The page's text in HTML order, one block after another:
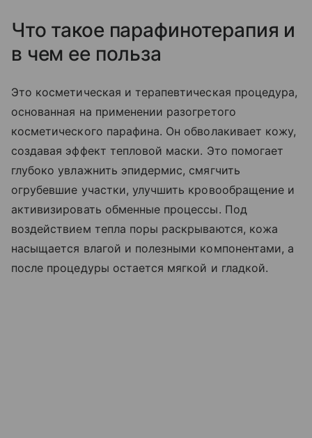
Что такое парафинотерапия и
в чем ее польза
Это косметическая и терапевтическая процедура,
основанная на применении разогретого
косметического парафина. Он обволакивает кожу,
создавая эффект тепловой маски. Это помогает
глубоко увлажнить эпидермис, смягчить
огрубевшие участки, улучшить кровообращение и
активизировать обменные процессы. Под
воздействием тепла поры раскрываются, кожа
насыщается влагой и полезными компонентами, а
после процедуры остается мягкой и гладкой.